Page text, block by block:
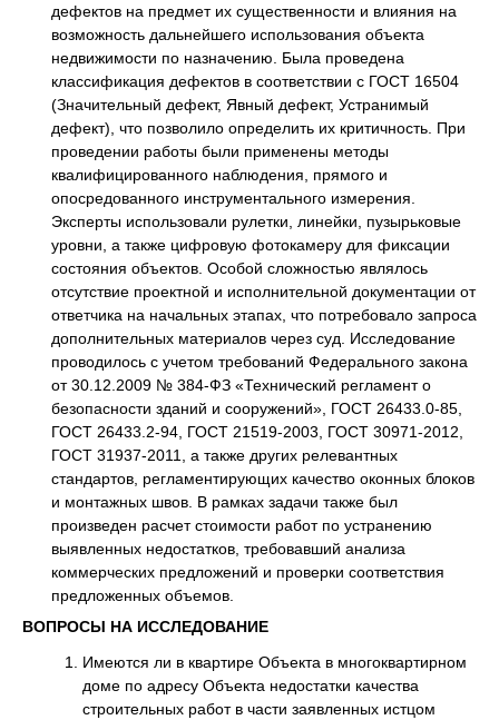
дефектов на предмет их существенности и влияния на
возможность дальнейшего использования объекта
недвижимости по назначению. Была проведена
классификация дефектов в соответствии с ГОСТ 16504
(Значительный дефект, Явный дефект, Устранимый
дефект), что позволило определить их критичность. При
проведении работы были применены методы
квалифицированного наблюдения, прямого и
опосредованного инструментального измерения.
Эксперты использовали рулетки, линейки, пузырьковые
уровни, а также цифровую фотокамеру для фиксации
состояния объектов. Особой сложностью являлось
отсутствие проектной и исполнительной документации от
ответчика на начальных этапах, что потребовало запроса
дополнительных материалов через суд. Исследование
проводилось с учетом требований Федерального закона
от 30.12.2009 № 384-ФЗ «Технический регламент о
безопасности зданий и сооружений», ГОСТ 26433.0-85,
ГОСТ 26433.2-94, ГОСТ 21519-2003, ГОСТ 30971-2012,
ГОСТ 31937-2011, а также других релевантных
стандартов, регламентирующих качество оконных блоков
и монтажных швов. В рамках задачи также был
произведен расчет стоимости работ по устранению
выявленных недостатков, требовавший анализа
коммерческих предложений и проверки соответствия
предложенных объемов.
ВОПРОСЫ НА ИССЛЕДОВАНИЕ
Имеются ли в квартире Объекта в многоквартирном
доме по адресу Объекта недостатки качества
строительных работ в части заявленных истцом